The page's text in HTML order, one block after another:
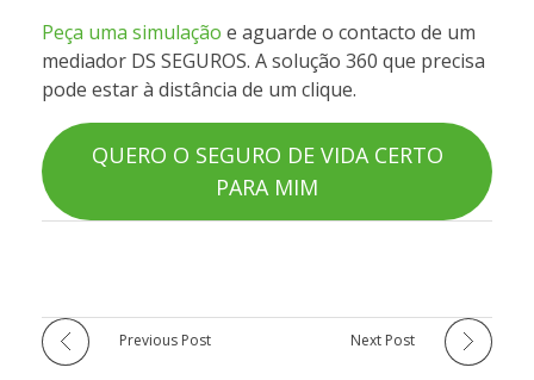
Peça uma simulação e aguarde o contacto de um
mediador DS SEGUROS. A solução 360 que precisa
pode estar à distância de um clique.
QUERO O SEGURO DE VIDA CERTO
PARA MIM
Previous Post Next Post